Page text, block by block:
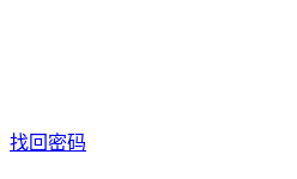
找回密码